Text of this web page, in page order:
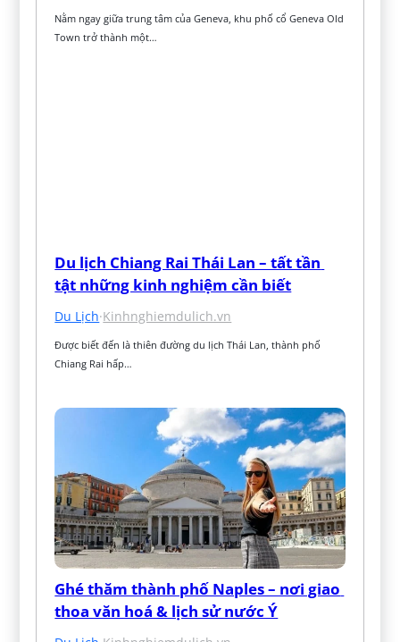
Nằm ngay giữa trung tâm của Geneva, khu phố cổ Geneva Old
Town trở thành một…
Du lịch Chiang Rai Thái Lan – tất tần
tật những kinh nghiệm cần biết
Du Lịch·Kinhnghiemdulich.vn
Được biết đến là thiên đường du lịch Thái Lan, thành phố
Chiang Rai hấp…
Ghé thăm thành phố Naples – nơi giao
thoa văn hoá & lịch sử nước Ý